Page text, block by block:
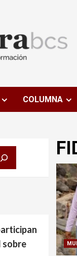
COLUMNA
sobre